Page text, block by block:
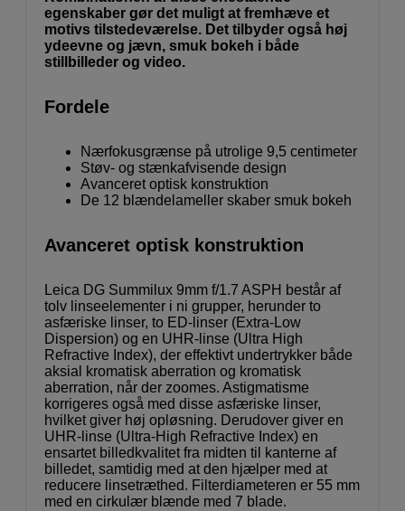
egenskaber gør det muligt at fremhæve et
motivs tilstedeværelse. Det tilbyder også høj
ydeevne og jævn, smuk bokeh i både
stillbilleder og video.
Fordele
Nærfokusgrænse på utrolige 9,5 centimeter
Støv- og stænkafvisende design
Avanceret optisk konstruktion
De 12 blændelameller skaber smuk bokeh
Avanceret optisk konstruktion
Leica DG Summilux 9mm f/1.7 ASPH består af
tolv linseelementer i ni grupper, herunder to
asfæriske linser, to ED-linser (Extra-Low
Dispersion) og en UHR-linse (Ultra High
Refractive Index), der effektivt undertrykker både
aksial kromatisk aberration og kromatisk
aberration, når der zoomes. Astigmatisme
korrigeres også med disse asfæriske linser,
hvilket giver høj opløsning. Derudover giver en
UHR-linse (Ultra-High Refractive Index) en
ensartet billedkvalitet fra midten til kanterne af
billedet, samtidig med at den hjælper med at
reducere linsetræthed. Filterdiameteren er 55 mm
med en cirkulær blænde med 7 blade.